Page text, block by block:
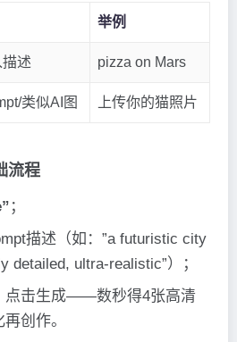
举例
述 pizza on Mars
类似AI图 上传你的猫照片
流程
；
描述（如：”a futuristic city
detailed, ultra-realistic”）；
点击生成——数秒得4张高清
创作。